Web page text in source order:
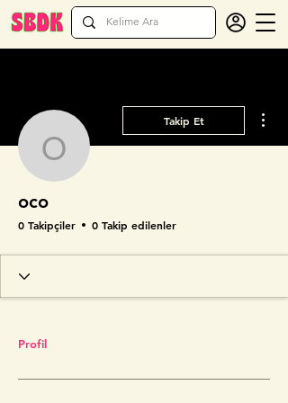
oco
Takip Et
oco
0 Takipçiler 0 Takip edilenler
Profil